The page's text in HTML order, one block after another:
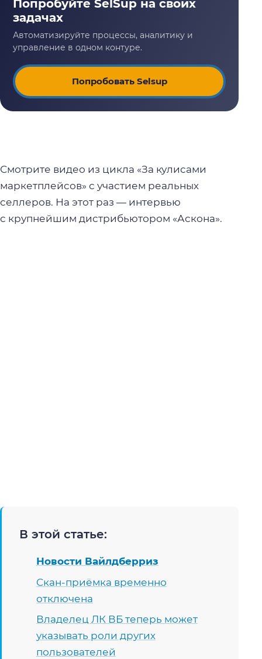
Попробовать Selsup
Смотрите видео из цикла «За кулисами
маркетплейсов» с участием реальных
селлеров. На этот раз — интервью
с крупнейшим дистрибьютором «Аскона».
В этой статье:
Новости Вайлдберриз
Cкан-приёмка временно
отключена
Владелец ЛК ВБ теперь может
указывать роли других
пользователей